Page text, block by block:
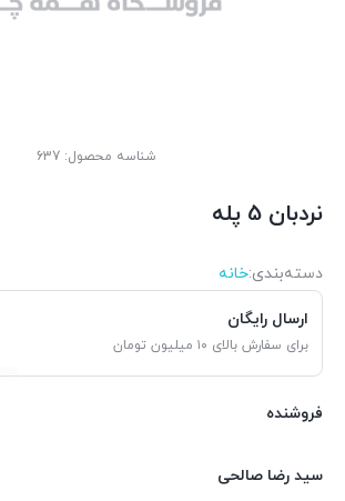
شناسه محصول: 637
نردبان 5 پله
دسته‌بندی‌:خانه
ارسال رایگان
برای سفارش بالای ۱۰ میلیون تومان
فروشنده
سید رضا صالحی